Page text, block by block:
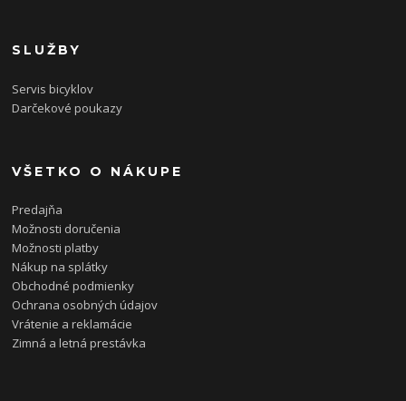
SLUŽBY
Servis bicyklov
Darčekové poukazy
VŠETKO O NÁKUPE
Predajňa
Možnosti doručenia
Možnosti platby
Nákup na splátky
Obchodné podmienky
Ochrana osobných údajov
Vrátenie a reklamácie
Zimná a letná prestávka